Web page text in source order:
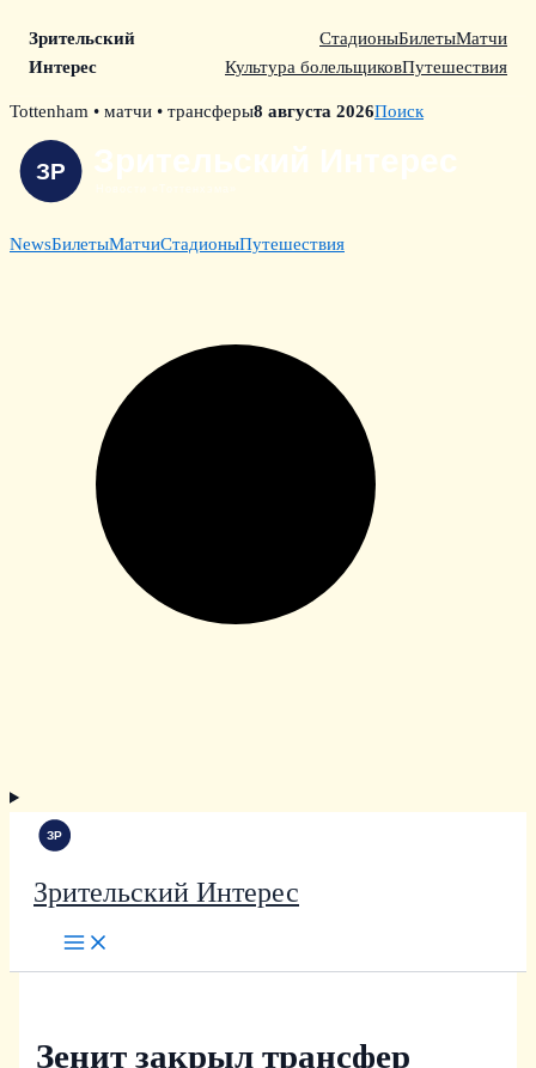
Зрительский
Интерес
СтадионыБилетыМатчи
Культура болельщиковПутешествия
Skip
content
Tottenham • матчи • трансферы8 августа 2026Поиск
NewsБилетыМатчиСтадионыПутешествия
Зрительский Интерес
Зенит закрыл трансфер